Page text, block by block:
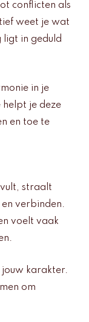
conflicten als
weet je wat
ligt in geduld
in je
je deze
en toe te
straalt
verbinden.
voelt vaak
karakter.
om